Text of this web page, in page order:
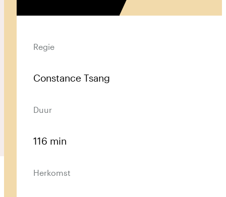
Regie
Constance Tsang
Duur
116 min
Herkomst